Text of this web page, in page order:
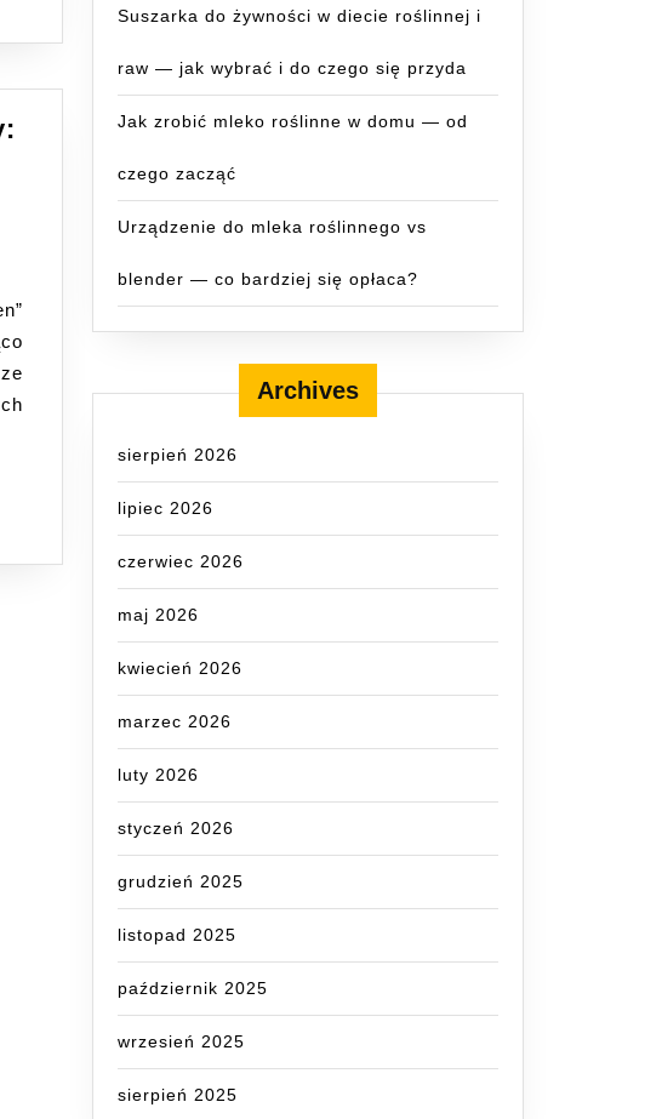
Suszarka do żywności w diecie roślinnej i
raw — jak wybrać i do czego się przyda
Jak zrobić mleko roślinne w domu — od
czego zacząć
Urządzenie do mleka roślinnego vs
blender — co bardziej się opłaca?
Archives
sierpień 2026
lipiec 2026
czerwiec 2026
maj 2026
kwiecień 2026
marzec 2026
luty 2026
styczeń 2026
grudzień 2025
listopad 2025
październik 2025
wrzesień 2025
sierpień 2025